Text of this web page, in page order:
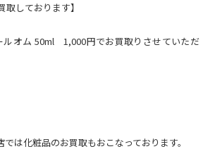
取しております】
ルオム 50ml 1,000円でお買取りさせていただ
は化粧品のお買取もおこなっております。